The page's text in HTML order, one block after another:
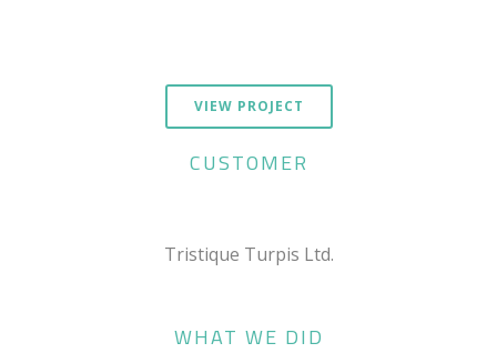
VIEW PROJECT
CUSTOMER
Tristique Turpis Ltd.
WHAT WE DID